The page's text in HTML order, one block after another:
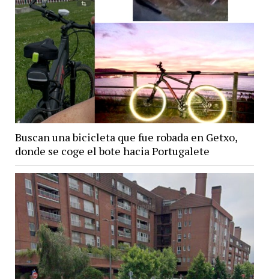
Buscan una bicicleta que fue robada en Getxo,
donde se coge el bote hacia Portugalete